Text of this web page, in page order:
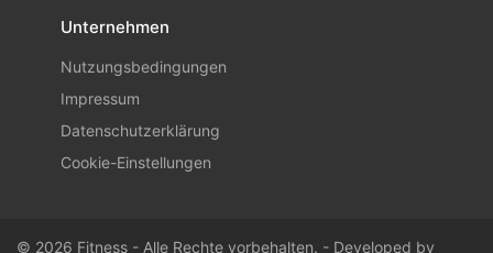
Unternehmen
Nutzungsbedingungen
Impressum
Datenschutzerklärung
Cookie-Einstellungen
© 2026 Fitness - Alle Rechte vorbehalten. - Developed by